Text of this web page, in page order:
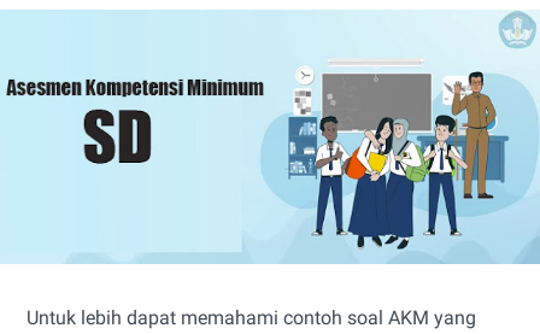
Untuk lebih dapat memahami contoh soal AKM yang